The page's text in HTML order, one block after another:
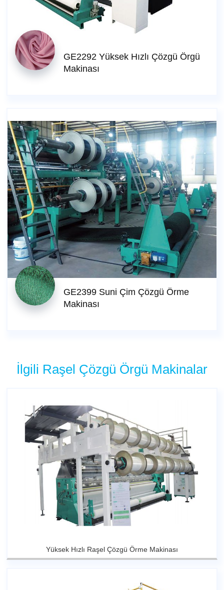
GE2292 Yüksek Hızlı Çözgü Örgü
Makinası
GE2399 Suni Çim Çözgü Örme
Makinası
İlgili Raşel Çözgü Örgü Makinalar
Yüksek Hızlı Raşel Çözgü Örme Makinası